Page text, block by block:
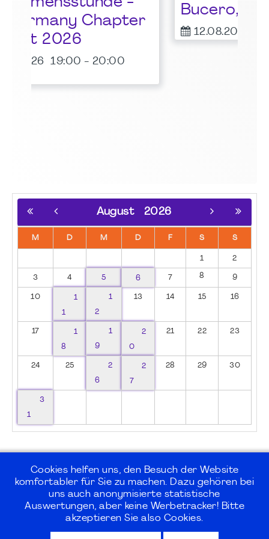
Bucero, PMI Fellow
12.08.2026 19:30
August 2026
M D M D F S S
1 2
3 4 5 6 7 8 9
10
1
1
1
2
13 14 15 16
17
1
8
1
9
2
0
21 22 23
24 25
2
6
2
7
28 29 30
3
1
©2026PMI Germany Chapter e.V.
Impressum | Kontakt | Disclaimer |
Cookies helfen uns, den Besuch der Website
komfortabler für Sie zu machen. Dazu gehören bei
uns auch anonymisierte statistische
Auswertungen, aber keine Werbetracker! Bitte
akzeptieren Sie also Cookies.